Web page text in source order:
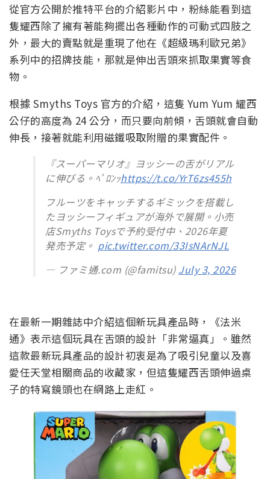
從官方公開於推特平台的介紹影片中，粉絲能看到這
隻耀西除了擁有著能夠擺出各種動作的可動式四肢之
外，最大的賣點就是重現了他在《超級瑪利歐兄弟》
系列中的招牌技能，那就是伸出舌頭來抓取果實等食
物。
根據 Smyths Toys 官方的介紹，這隻 Yum Yum 耀西
公仔的高度為 24 公分，而只要向前傾，舌頭就會自動
伸長，接著就能利用磁鐵吸取附贈的果實配件。
『スーパーマリオ』ヨッシーの舌がリアル
に伸びる。ﾍﾟﾛﾝｯhttps://t.co/YrT6zs455h
フルーツをキャッチするギミックを搭載し
たヨッシーフィギュアが海外で展開。小売
店Smyths Toysで予約受付中、2026年夏
発売予定。 pic.twitter.com/33IsNArNJL
— ファミ通.com (@famitsu) July 3, 2026
在最新一期雜誌中介紹這個新玩具產品時，《法米
通》表示這個玩具在舌頭的設計「非常逼真」。雖然
這款最新玩具產品的設計初衷是為了吸引兒童以及喜
愛任天堂相關商品的收藏家，但這隻耀西舌頭伸過桌
子的特寫鏡頭也在網路上走紅。